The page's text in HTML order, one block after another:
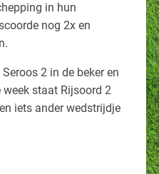
in hun
nog 2x en
2 in de beker en
staat Rijsoord 2
iets ander wedstrijdje